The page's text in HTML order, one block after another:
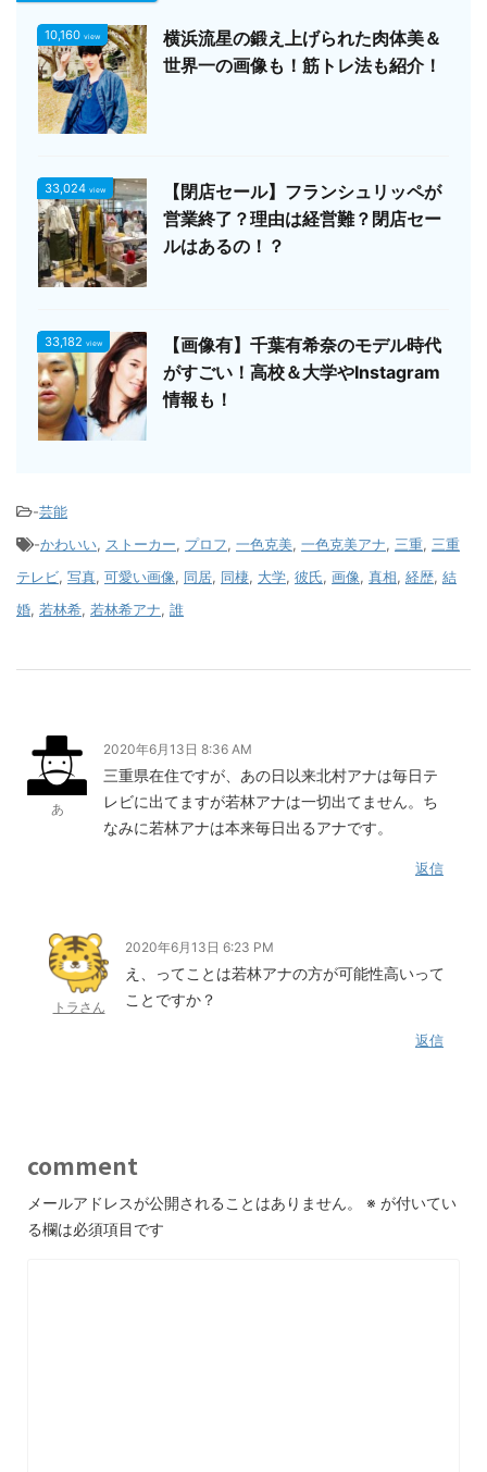
10,160 view
横浜流星の鍛え上げられた肉体美＆
世界一の画像も！筋トレ法も紹介！
33,024 view
【閉店セール】フランシュリッペが
営業終了？理由は経営難？閉店セー
ルはあるの！？
33,182 view
【画像有】千葉有希奈のモデル時代
がすごい！高校＆大学やInstagram
情報も！
-芸能
-かわいい, ストーカー, プロフ, 一色克美, 一色克美アナ, 三重, 三重
テレビ, 写真, 可愛い画像, 同居, 同棲, 大学, 彼氏, 画像, 真相, 経歴, 結
婚, 若林希, 若林希アナ, 誰
あ
2020年6月13日 8:36 AM
三重県在住ですが、あの日以来北村アナは毎日テ
レビに出てますが若林アナは一切出てません。ち
なみに若林アナは本来毎日出るアナです。
返信
トラさん
2020年6月13日 6:23 PM
え、ってことは若林アナの方が可能性高いって
ことですか？
返信
comment
メールアドレスが公開されることはありません。 ※ が付いてい
る欄は必須項目です